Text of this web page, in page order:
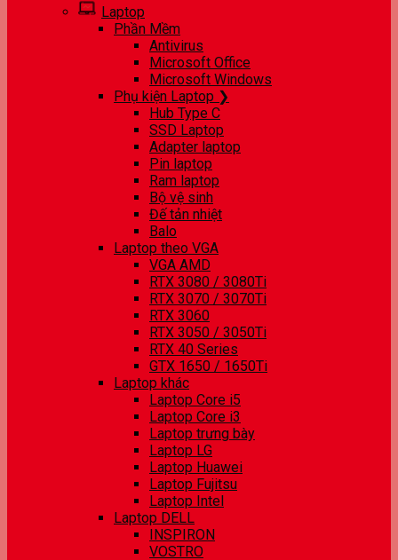
Laptop
Phần Mềm
Antivirus
Microsoft Office
Microsoft Windows
Phụ kiện Laptop ❯
Hub Type C
SSD Laptop
Adapter laptop
Pin laptop
Ram laptop
Bộ vệ sinh
Đế tản nhiệt
Balo
Laptop theo VGA
VGA AMD
RTX 3080 / 3080Ti
RTX 3070 / 3070Ti
RTX 3060
RTX 3050 / 3050Ti
RTX 40 Series
GTX 1650 / 1650Ti
Laptop khác
Laptop Core i5
Laptop Core i3
Laptop trưng bày
Laptop LG
Laptop Huawei
Laptop Fujitsu
Laptop Intel
Laptop DELL
INSPIRON
VOSTRO